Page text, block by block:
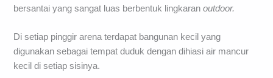
bersantai yang sangat luas berbentuk lingkaranoutdoor.
Di setiap pinggir arena terdapat bangunan kecil yang
digunakan sebagai tempat duduk dengan dihiasi air mancur
kecil di setiap sisinya.